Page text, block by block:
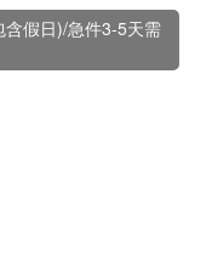
假日)/急件3-5天需